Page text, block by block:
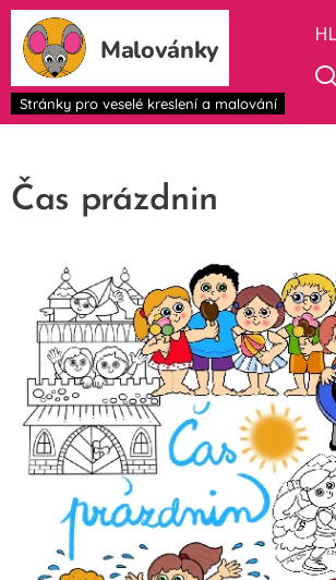
Malovánky
Stránky pro veselé kreslení a malování
Čas prázdnin